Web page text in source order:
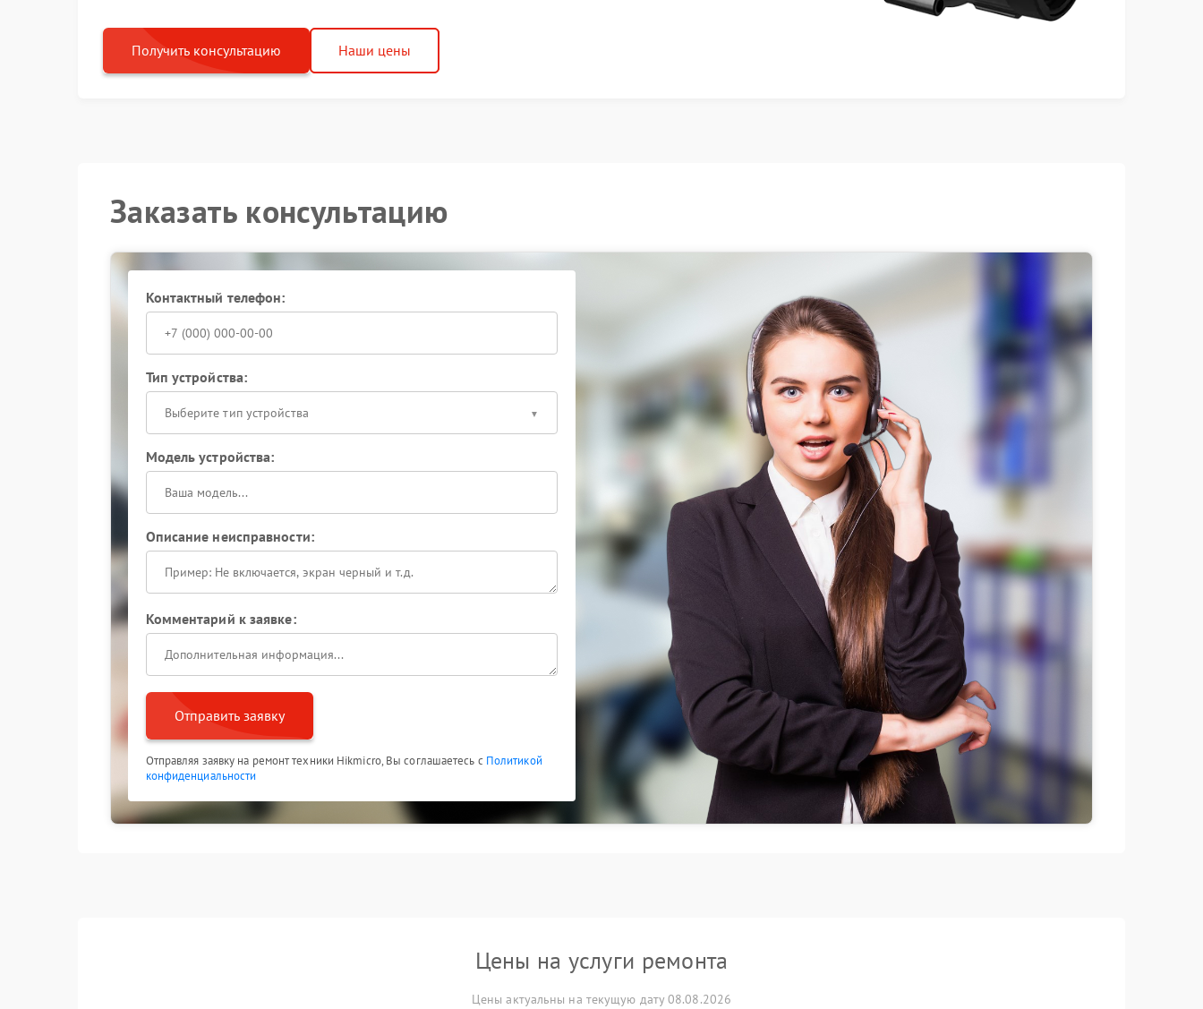
Получить консультацию Наши цены
Заказать консультацию
Контактный телефон:
Тип устройства:
Выберите тип устройства
Модель устройства:
Описание неисправности:
Комментарий к заявке:
Отправить заявку
Отправляя заявку на ремонт техники Hikmicro, Вы соглашаетесь с Политикой
конфиденциальности
Цены на услуги ремонта
Цены актуальны на текущую дату 08.08.2026